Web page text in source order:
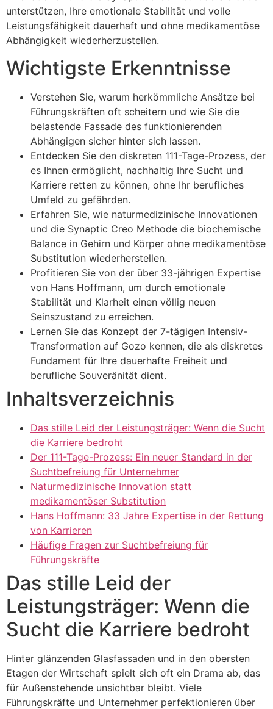
unterstützen, Ihre emotionale Stabilität und volle
Leistungsfähigkeit dauerhaft und ohne medikamentöse
Abhängigkeit wiederherzustellen.
Wichtigste Erkenntnisse
Verstehen Sie, warum herkömmliche Ansätze bei
Führungskräften oft scheitern und wie Sie die
belastende Fassade des funktionierenden
Abhängigen sicher hinter sich lassen.
Entdecken Sie den diskreten 111-Tage-Prozess, der
es Ihnen ermöglicht, nachhaltig Ihre Sucht und
Karriere retten zu können, ohne Ihr berufliches
Umfeld zu gefährden.
Erfahren Sie, wie naturmedizinische Innovationen
und die Synaptic Creo Methode die biochemische
Balance in Gehirn und Körper ohne medikamentöse
Substitution wiederherstellen.
Profitieren Sie von der über 33-jährigen Expertise
von Hans Hoffmann, um durch emotionale
Stabilität und Klarheit einen völlig neuen
Seinszustand zu erreichen.
Lernen Sie das Konzept der 7-tägigen Intensiv-
Transformation auf Gozo kennen, die als diskretes
Fundament für Ihre dauerhafte Freiheit und
berufliche Souveränität dient.
Inhaltsverzeichnis
Das stille Leid der Leistungsträger: Wenn die Sucht
die Karriere bedroht
Der 111-Tage-Prozess: Ein neuer Standard in der
Suchtbefreiung für Unternehmer
Naturmedizinische Innovation statt
medikamentöser Substitution
Hans Hoffmann: 33 Jahre Expertise in der Rettung
von Karrieren
Häufige Fragen zur Suchtbefreiung für
Führungskräfte
Das stille Leid der
Leistungsträger: Wenn die
Sucht die Karriere bedroht
Hinter glänzenden Glasfassaden und in den obersten
Etagen der Wirtschaft spielt sich oft ein Drama ab, das
für Außenstehende unsichtbar bleibt. Viele
Führungskräfte und Unternehmer perfektionieren über